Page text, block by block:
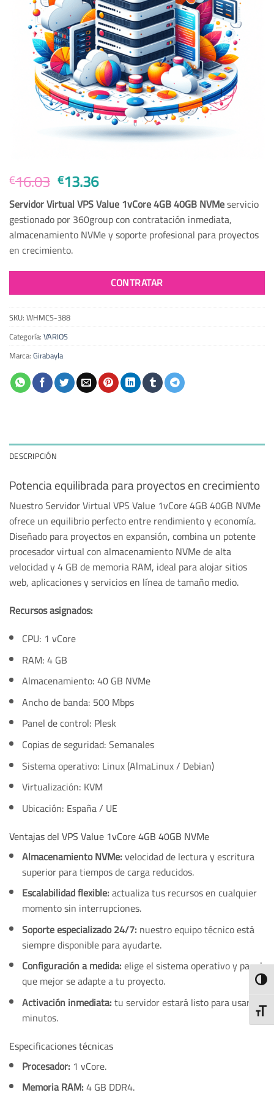
€16.03 El
precio
original
era:
€16.03.
€13.36El
precio
actual
es:
€13.36.
Servidor Virtual VPS Value 1vCore 4GB 40GB NVMeservicio
gestionado por 360group con contratación inmediata,
almacenamiento NVMe y soporte profesional para proyectos
en crecimiento.
CONTRATAR
SKU:WHMCS-388
Categoría:VARIOS
Marca:Girabayla
DESCRIPCIÓN
Potencia equilibrada para proyectos en crecimiento
Nuestro Servidor Virtual VPS Value 1vCore 4GB 40GB NVMe
ofrece un equilibrio perfecto entre rendimiento y economía.
Diseñado para proyectos en expansión, combina un potente
procesador virtual con almacenamiento NVMe de alta
velocidad y 4 GB de memoria RAM, ideal para alojar sitios
web, aplicaciones y servicios en línea de tamaño medio.
Recursos asignados:
CPU: 1 vCore
RAM: 4 GB
Almacenamiento: 40 GB NVMe
Ancho de banda: 500 Mbps
Panel de control: Plesk
Copias de seguridad: Semanales
Sistema operativo: Linux (AlmaLinux / Debian)
Virtualización: KVM
Ubicación: España / UE
Ventajas del VPS Value 1vCore 4GB 40GB NVMe
Almacenamiento NVMe:velocidad de lectura y escritura
superior para tiempos de carga reducidos.
Escalabilidad flexible:actualiza tus recursos en cualquier
momento sin interrupciones.
Soporte especializado 24/7: nuestro equipo técnico está
siempre disponible para ayudarte.
Configuración a medida:elige el sistema operativo y panel
que mejor se adapte a tu proyecto.
Activación inmediata:tu servidor estará listo para usar en
minutos.
Especificaciones técnicas
Procesador: 1 vCore.
Memoria RAM:4 GB DDR4.